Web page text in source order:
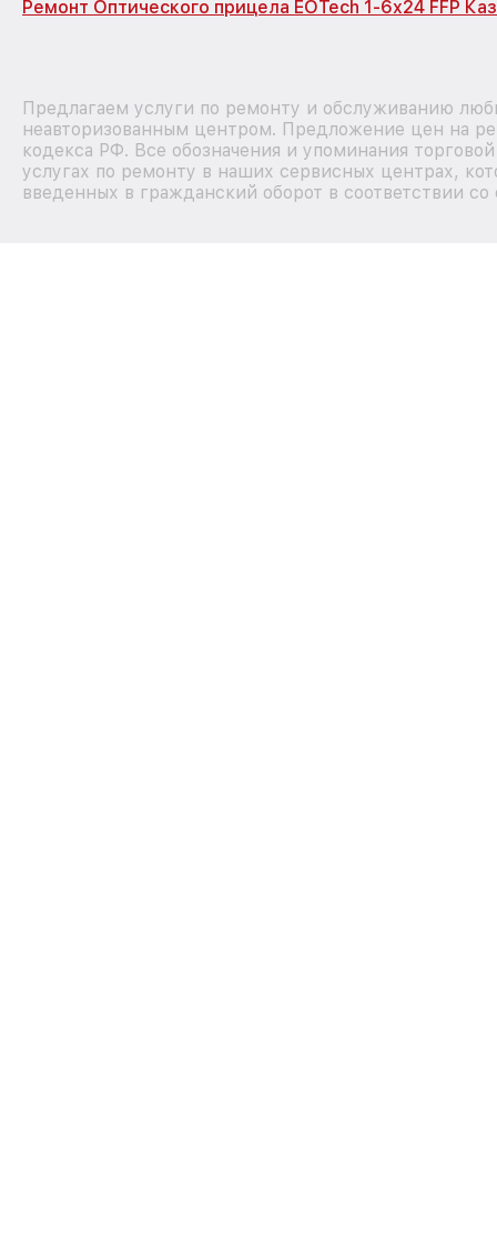
Ремонт Оптического прицела EOTech 1-6x24 FFP
Предлагаем услуги по ремонту и обслуживанию
неавторизованным центром. Предложение цен на
кодекса РФ. Все обозначения и упоминания
услугах по ремонту в наших сервисных центрах,
введенных в гражданский оборот в соответствии